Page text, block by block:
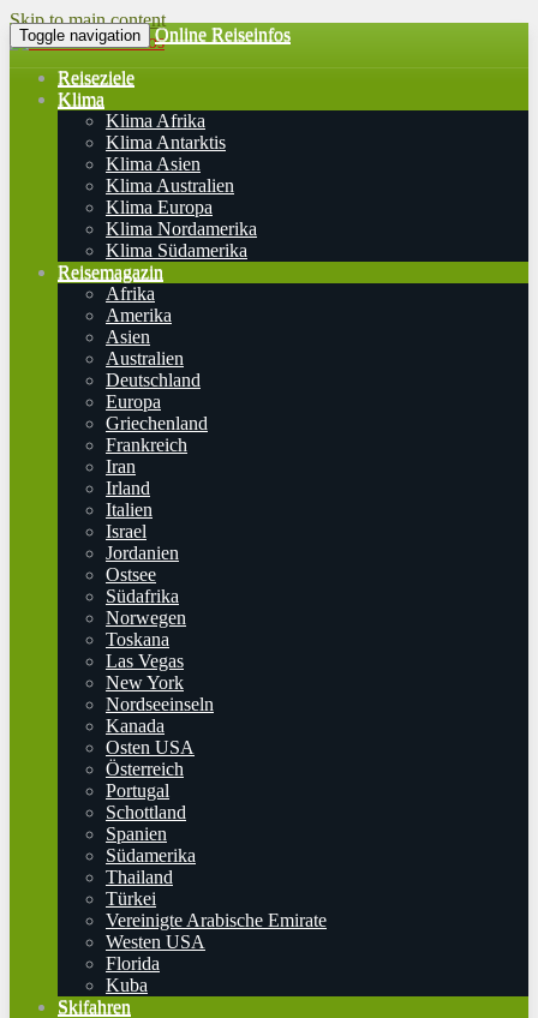
Skip to main content
Toggle navigation Online Reiseinfos
Reiseziele
Klima
Klima Afrika
Klima Antarktis
Klima Asien
Klima Australien
Klima Europa
Klima Nordamerika
Klima Südamerika
Reisemagazin
Afrika
Amerika
Asien
Australien
Deutschland
Europa
Griechenland
Frankreich
Iran
Irland
Italien
Israel
Jordanien
Ostsee
Südafrika
Norwegen
Toskana
Las Vegas
New York
Nordseeinseln
Kanada
Osten USA
Österreich
Portugal
Schottland
Spanien
Südamerika
Thailand
Türkei
Vereinigte Arabische Emirate
Westen USA
Florida
Kuba
Skifahren